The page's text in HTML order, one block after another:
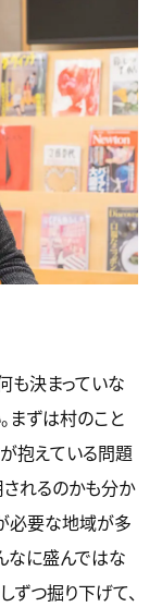
も決まっていな
まずは村のこと
抱えている問題
れるのかも分か
必要な地域が多
なに盛んではな
ずつ掘り下げて、